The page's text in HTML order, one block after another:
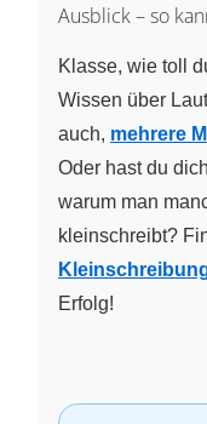
Ausblick – so
Klasse, wie toll
Wissen über
auch, mehrere
Oder hast du
warum man
kleinschreibt?
Erfolg!